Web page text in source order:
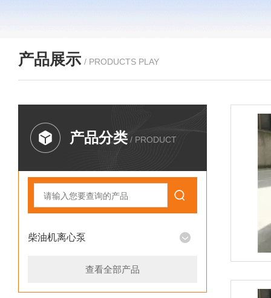
产品展示 / PRODUCTS PLAY
产品分类 / PRODUCT
柴油机离心泵
查看全部产品